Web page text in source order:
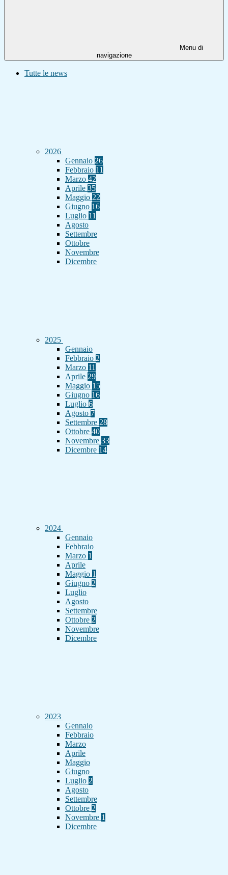
Menu di
navigazione
Tutte le news
2026
Gennaio 26
Febbraio 11
Marzo 42
Aprile 35
Maggio 22
Giugno 16
Luglio 11
Agosto
Settembre
Ottobre
Novembre
Dicembre
2025
Gennaio
Febbraio 2
Marzo 11
Aprile 29
Maggio 15
Giugno 16
Luglio 6
Agosto 7
Settembre 28
Ottobre 40
Novembre 33
Dicembre 14
2024
Gennaio
Febbraio
Marzo 1
Aprile
Maggio 1
Giugno 2
Luglio
Agosto
Settembre
Ottobre 2
Novembre
Dicembre
2023
Gennaio
Febbraio
Marzo
Aprile
Maggio
Giugno
Luglio 2
Agosto
Settembre
Ottobre 2
Novembre 1
Dicembre